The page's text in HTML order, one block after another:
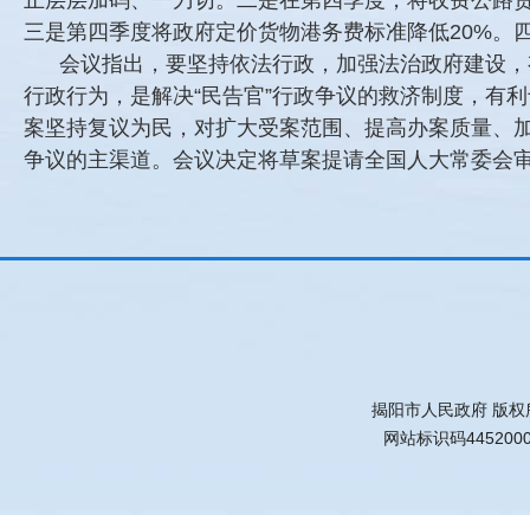
三是第四季度将政府定价货物港务费标准降低20%。
会议指出，要坚持依法行政，加强法治政府建设
行政行为，是解决“民告官”行政争议的救济制度，有
案坚持复议为民，对扩大受案范围、提高办案质量、
争议的主渠道。会议决定将草案提请全国人大常委会
揭阳市人民政府 版
网站标识码